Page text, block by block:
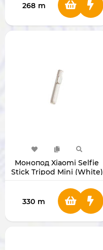
268 m
Монопод Xiaomi Selfie
Stick Tripod Mini (White)
330 m